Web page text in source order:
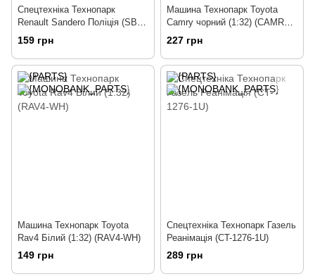
Спецтехніка Технопарк
Renault Sandero Поліція (SB-
17-61-RS(P))
159 грн
Машина Технопарк Toyota
Camry чорний (1:32) (CAMRY-
BK)
227 грн
Машина Технопарк Toyota
Rav4 Білий (1:32) (RAV4-WH)
149 грн
Спецтехніка Технопарк Газель
Реанімація (CT-1276-1U)
289 грн